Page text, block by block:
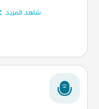
شاهد المزيد